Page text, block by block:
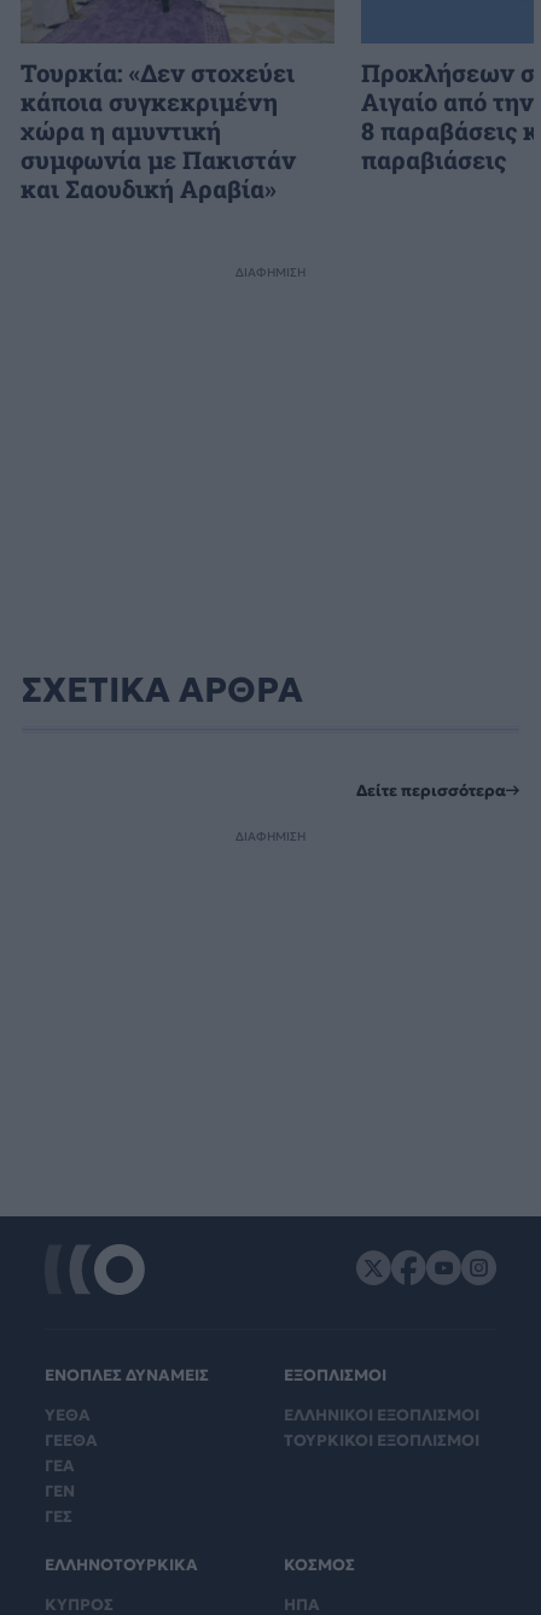
Τουρκία: «Δεν στοχεύει
κάποια συγκεκριμένη
χώρα η αμυντική
συμφωνία με Πακιστάν
και Σαουδική Αραβία»
Προκλήσεων
Αιγαίο από
8 παραβάσεις
παραβιάσεις
ΔΙΑΦΗΜΙΣΗ
ΣΧΕΤΙΚΑ ΑΡΘΡΑ
Δείτε περισσότερα
ΔΙΑΦΗΜΙΣΗ
ΕΝΟΠΛΕΣ ΔΥΝΑΜΕΙΣ
ΥΕΘΑ
ΓΕΕΘΑ
ΓΕΑ
ΓΕΝ
ΓΕΣ
ΕΞΟΠΛΙΣΜΟΙ
ΕΛΛΗΝΙΚΟΙ ΕΞΟΠΛΙΣΜΟΙ
ΤΟΥΡΚΙΚΟΙ ΕΞΟΠΛΙΣΜΟΙ
ΕΛΛΗΝΟΤΟΥΡΚΙΚΑ
ΚΥΠΡΟΣ
ΚΟΣΜΟΣ
ΗΠΑ